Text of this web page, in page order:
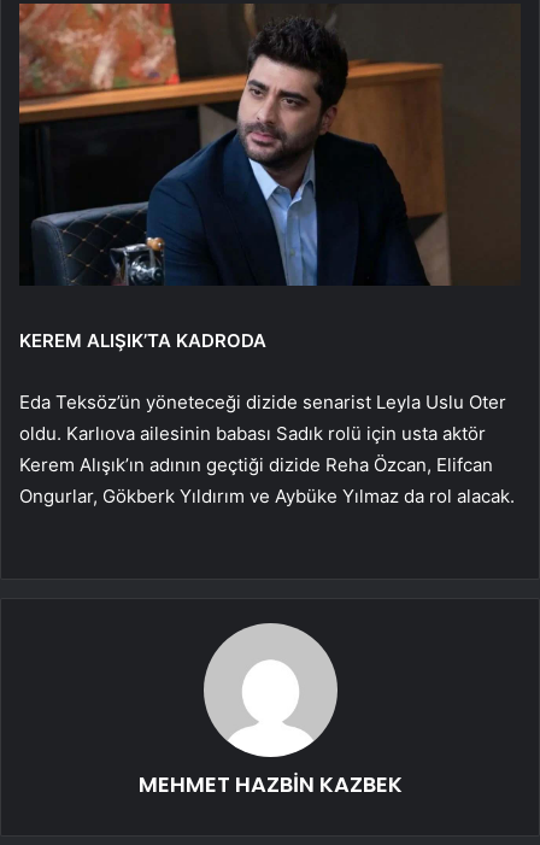
KEREM ALIŞIK’TA KADRODA
Eda Teksöz’ün yöneteceği dizide senarist Leyla Uslu Oter
oldu. Karlıova ailesinin babası Sadık rolü için usta aktör
Kerem Alışık’ın adının geçtiği dizide Reha Özcan, Elifcan
Ongurlar, Gökberk Yıldırım ve Aybüke Yılmaz da rol alacak.
MEHMET HAZBİN KAZBEK